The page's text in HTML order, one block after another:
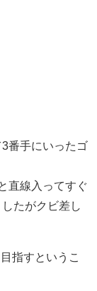
番手にいったゴ
直線入ってすぐ
たがクビ差し
指すというこ